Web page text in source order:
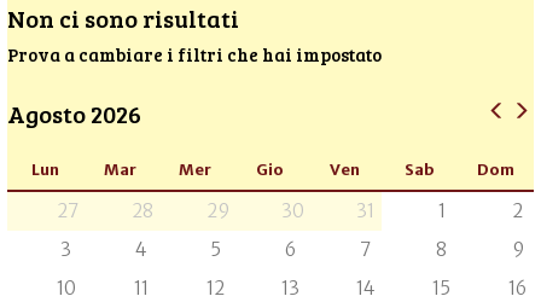
Non ci sono risultati
Prova a cambiare i filtri che hai impostato
Agosto 2026
Lun Mar Mer Gio Ven Sab Dom
27 28 29 30 31 1
2
3
4 5 6 7 8
9
10
11 12 13 14 15
16